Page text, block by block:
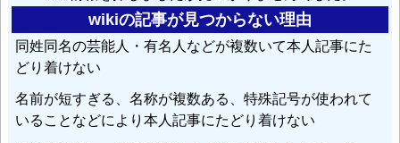
wikiの記事が見つからない理由
同姓同名の芸能人・有名人などが複数いて本人記事にた
どり着けない
名前が短すぎる、名称が複数ある、特殊記号が使われて
いることなどにより本人記事にたどり着けない